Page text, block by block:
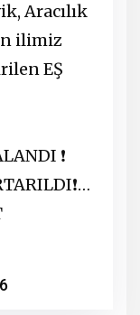
Aracılık
ilimiz
EŞ
❗️